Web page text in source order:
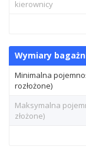
kierownicy
Wymiary
Minimalna
rozłożone)
Maksymalna
złożone)